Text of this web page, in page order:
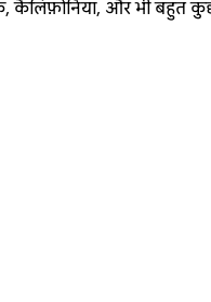
कैलिफ़ोर्निया, और भी बहुत